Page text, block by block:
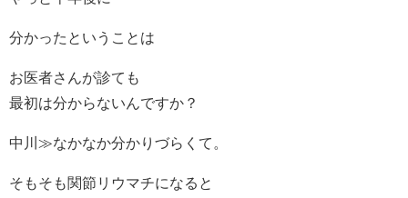
分かったということは
お医者さんが診ても
最初は分からないんですか？
中川≫なかなか分かりづらくて。
そもそも関節リウマチになると